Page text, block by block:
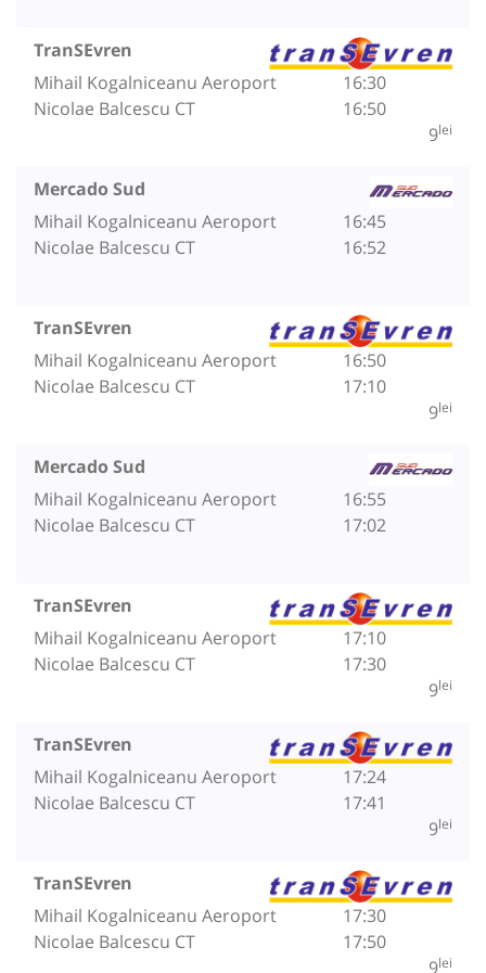
TranSEvren
Mihail Kogalniceanu Aeroport
Nicolae Balcescu CT
16:30
16:50
9lei
Mercado Sud
Mihail Kogalniceanu Aeroport
Nicolae Balcescu CT
16:45
16:52
TranSEvren
Mihail Kogalniceanu Aeroport
Nicolae Balcescu CT
16:50
17:10
9lei
Mercado Sud
Mihail Kogalniceanu Aeroport
Nicolae Balcescu CT
16:55
17:02
TranSEvren
Mihail Kogalniceanu Aeroport
Nicolae Balcescu CT
17:10
17:30
9lei
TranSEvren
Mihail Kogalniceanu Aeroport
Nicolae Balcescu CT
17:24
17:41
9lei
TranSEvren
Mihail Kogalniceanu Aeroport
Nicolae Balcescu CT
17:30
17:50
9lei